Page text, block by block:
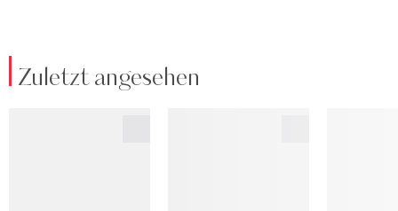
Zuletzt angesehen